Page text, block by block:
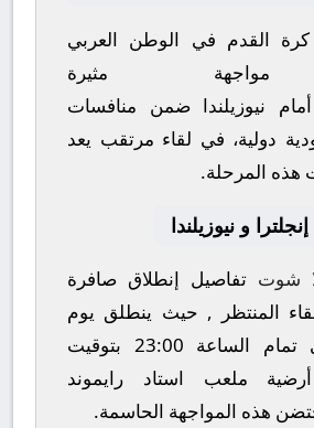
القدم في الوطن العربي
مواجهة مثيرة
أمام نيوزيلندا ضمن منافسات
دولية، في لقاء مرتقب يعد
هذه المرحلة.
و نيوزيلندا
شوت تفاصيل إنطلاق صافرة
المنتظر , حيث ينطلق يوم
تمام الساعة 23:00 بتوقيت
ملعب استاد رايموند
هذه المواجهة الحاسمة.